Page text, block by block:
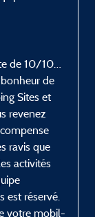
de 10/10…
de
Sites et
revenez
ravis que
activités
est réservé.
votre mobil-